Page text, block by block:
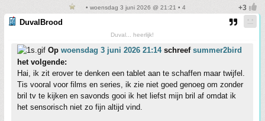
• woensdag 3 juni 2026 @ 21:21 • 4
DuvalBrood
Duval... heerlijk!
Op woensdag 3 juni 2026 21:14schreef summer2bird
het volgende:
Hai, ik zit erover te denken een tablet aan te schaffen maar twijfel.
Tis vooral voor films en series, ik zie niet goed genoeg om zonder
bril tv te kijken en savonds gooi ik het liefst mijn bril af omdat ik
het sensorisch niet zo fijn altijd vind.